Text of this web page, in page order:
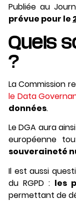
Publiée au
prévue pour le
Quels
?
La Commission
le Data
données.
Le DGA aura
européenne
souveraineté
Il est aussi
du RGPD : les
permettant de